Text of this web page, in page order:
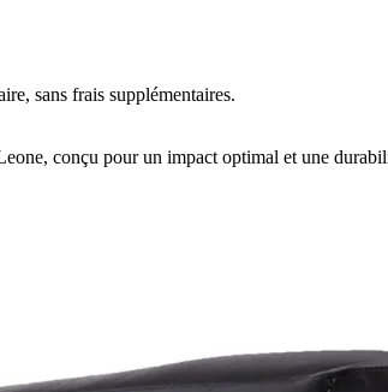
sans frais supplémentaires.
conçu pour un impact optimal et une